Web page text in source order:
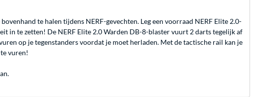
te halen tijdens NERF-gevechten. Leg een voorraad NERF Elite 2.0-
in te zetten! De NERF Elite 2.0 Warden DB-8-blaster vuurt 2 darts tegelijk af
op je tegenstanders voordat je moet herladen. Met de tactische rail kan je
vuren!